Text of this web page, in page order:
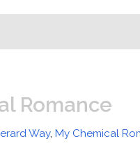
Romance
Way,My Chemical